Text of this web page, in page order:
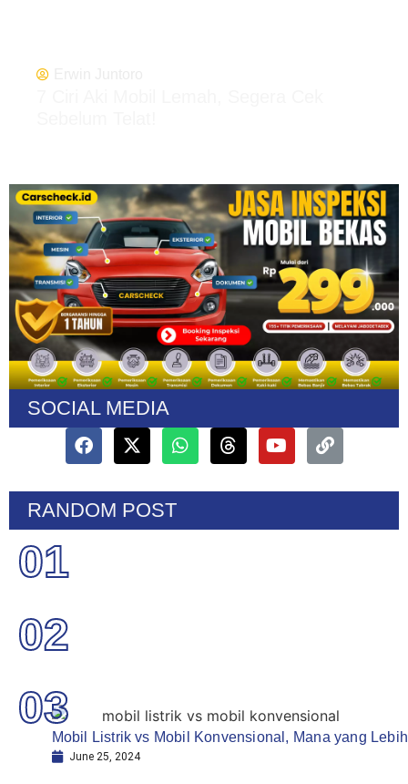
SOCIAL MEDIA
RANDOM POST
01
02
Mobil Listrik vs Mobil Konvensional, Mana yang
June 25, 2024
03